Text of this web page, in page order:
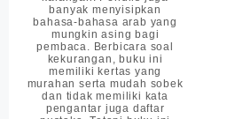
banyak menyisipkan
bahasa-bahasa arab yang
mungkin asing bagi
pembaca. Berbicara soal
kekurangan, buku ini
memiliki kertas yang
murahan serta mudah sobek
dan tidak memiliki kata
pengantar juga daftar